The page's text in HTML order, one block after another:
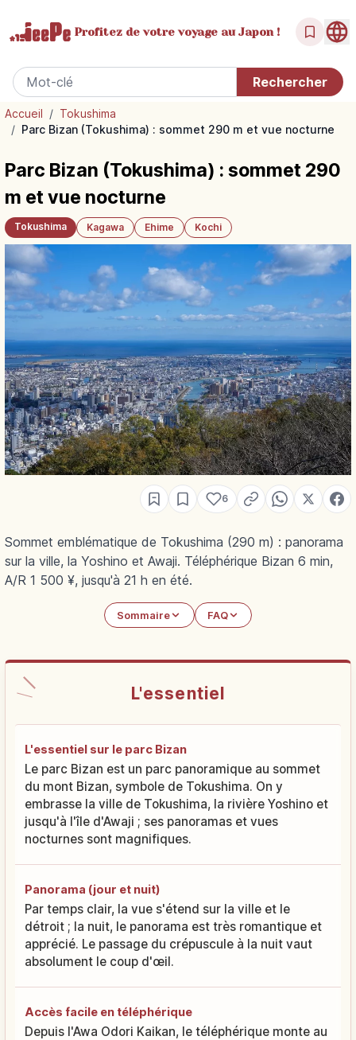
Profitez de votrevoyage au Japon !
Accueil / Tokushima
/ Parc Bizan (Tokushima) : sommet 290 m et vue nocturne
Parc Bizan (Tokushima) : sommet 290
m et vue nocturne
Tokushima Kagawa Ehime Kochi
6
Sommet emblématique de Tokushima (290 m) : panorama
sur la ville, la Yoshino et Awaji. Téléphérique Bizan 6 min,
A/R 1 500 ¥, jusqu'à 21 h en été.
Sommaire FAQ
L'essentiel
L'essentiel sur le parc Bizan
Le parc Bizan est un parc panoramique au sommet
du mont Bizan, symbole de Tokushima. On y
embrasse la ville de Tokushima, la rivière Yoshino et
jusqu'à l'île d'Awaji ; ses panoramas et vues
nocturnes sont magnifiques.
Panorama (jour et nuit)
Par temps clair, la vue s'étend sur la ville et le
détroit ; la nuit, le panorama est très romantique et
apprécié. Le passage du crépuscule à la nuit vaut
absolument le coup d'œil.
Accès facile en téléphérique
Depuis l'Awa Odori Kaikan, le téléphérique monte au